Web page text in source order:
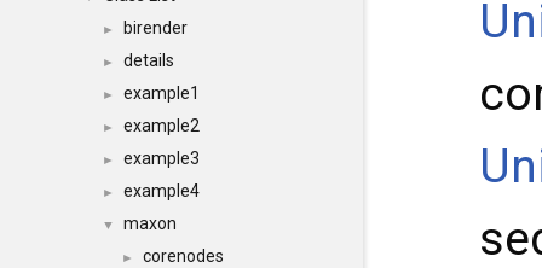
► birender
► details
► example1
► example2
► example3
► example4
▼ maxon
► corenodes